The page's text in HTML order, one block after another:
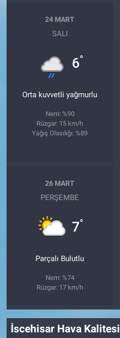
24 MART
SALI
6°
Orta kuvvetli yağmurlu
Nem: %90
Rüzgar: 15 km/h
Yağış Olasılığı: %89
26 MART
PERŞEMBE
7°
Parçalı Bulutlu
Nem: %74
Rüzgar: 17 km/h
İscehisar Hava Kalitesi